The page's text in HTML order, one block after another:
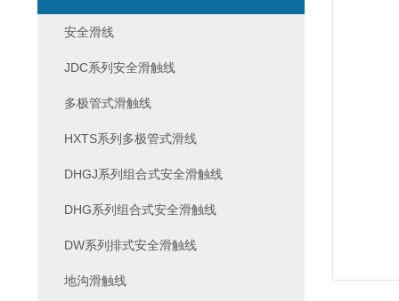
安全滑线
JDC系列安全滑触线
多极管式滑触线
HXTS系列多极管式滑线
DHGJ系列组合式安全滑触线
DHG系列组合式安全滑触线
DW系列排式安全滑触线
地沟滑触线